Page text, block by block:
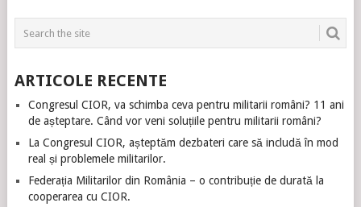
ARTICOLE RECENTE
Congresul CIOR, va schimba ceva pentru militarii români? 11 ani
de așteptare. Când vor veni soluțiile pentru militarii români?
La Congresul CIOR, așteptăm dezbateri care să includă în mod
real și problemele militarilor.
Federația Militarilor din România – o contribuție de durată la
cooperarea cu CIOR.